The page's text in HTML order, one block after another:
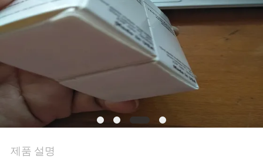
락
주
세
요
뉴
스
제품 설명